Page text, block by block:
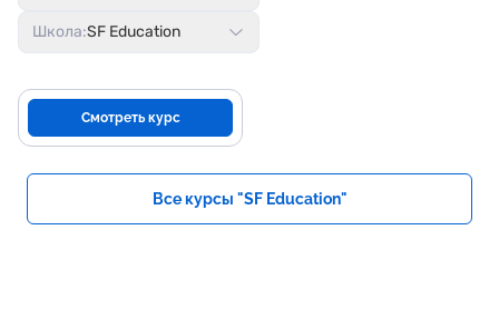
Школа:SF Education
Смотреть курс
Все курсы "SF Education"